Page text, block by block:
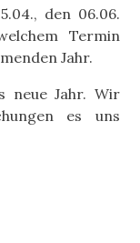
den 06.06.
Termin
Jahr.
neue Jahr. Wir
es uns